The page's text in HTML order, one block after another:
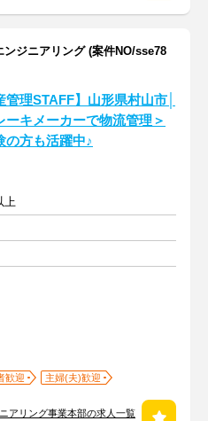
ジニアリング (案件NO/sse78
管理STAFF】山形県村山市│
ーキメーカーで物流管理＞
の方も活躍中♪
上
歓迎
主婦(夫)歓迎
アリング事業本部の求人一覧